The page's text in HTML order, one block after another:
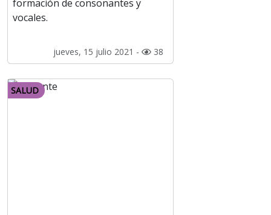
formación de consonantes y
vocales.
jueves, 15 julio 2021 - 38
SALUD